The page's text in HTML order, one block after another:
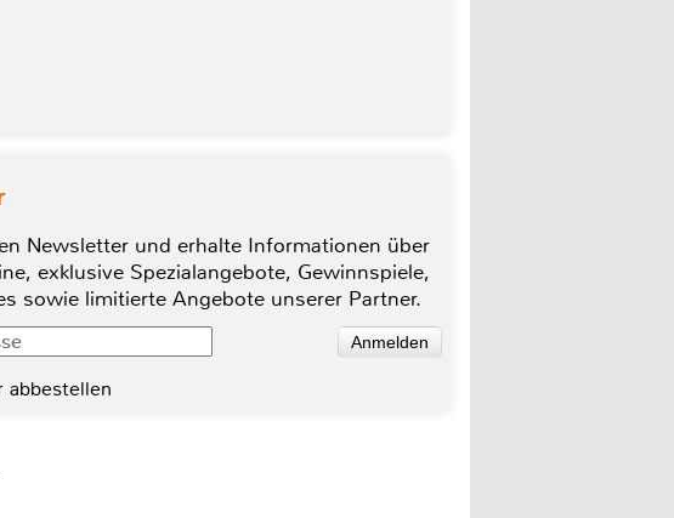
Newsletter und erhalte Informationen über
exklusive Spezialangebote, Gewinnspiele,
sowie limitierte Angebote unserer Partner.
abbestellen